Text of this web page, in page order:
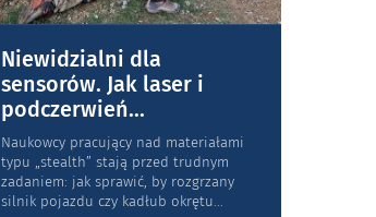
Niewidzialni dla
sensorów. Jak laser i
podczerwień...
Naukowcy pracujący nad materiałami
typu „stea­lth” stają przed trudnym
zadaniem: jak sprawić, by rozgrzany
silnik pojazdu czy kadłub okrętu...